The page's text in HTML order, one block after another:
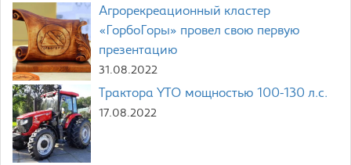
Агрорекреационный кластер
«ГорбоГоры» провел свою первую
презентацию
31.08.2022
Трактора YTO мощностью 100-130 л.с.
17.08.2022